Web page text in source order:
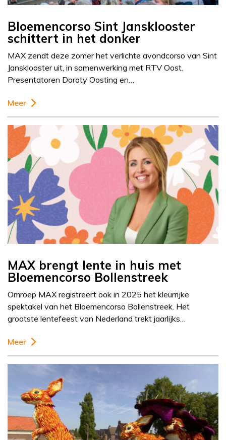
Bloemencorso Sint Jansklooster
schittert in het donker
MAX zendt deze zomer het verlichte avondcorso van Sint
Jansklooster uit, in samenwerking met RTV Oost.
Presentatoren Doroty Oosting en…
Meer
MAX brengt lente in huis met
Bloemencorso Bollenstreek
Omroep MAX registreert ook in 2025 het kleurrijke
spektakel van het Bloemencorso Bollenstreek. Het
grootste lentefeest van Nederland trekt jaarlijks…
Meer